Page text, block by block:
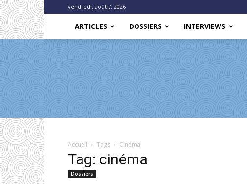
vendredi, août 7, 2026
ARTICLES DOSSIERS INTERVIEWS
Accueil Tags Cinéma
Tag: cinéma
Dossiers